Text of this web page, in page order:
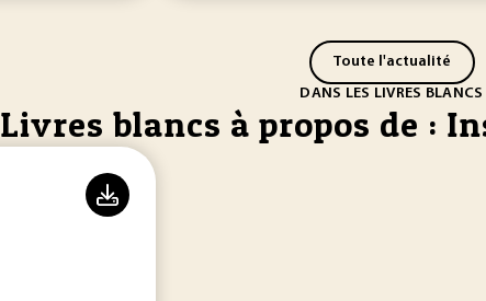
Toute l'actualité
DANS LES LIVRES BLANCS
Livres blancs à propos de :